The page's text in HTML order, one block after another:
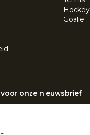
Hockey
Goalie
voor onze nieuwsbrief